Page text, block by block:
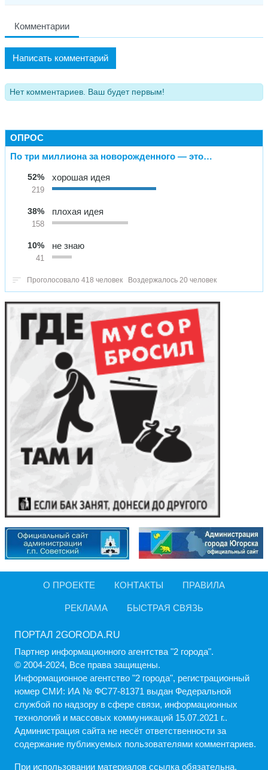
Комментарии
Написать комментарий
Нет комментариев. Ваш будет первым!
ОПРОС
По три миллиона за новорожденного — это…
52%
219
хорошая идея
38%
158
плохая идея
10%
41
не знаю
Проголосовало 418 человек Воздержалось 20 человек
О ПРОЕКТЕ КОНТАКТЫ ПРАВИЛА
РЕКЛАМА БЫСТРАЯ СВЯЗЬ
ПОРТАЛ 2GORODA.RU
Партнер информационного агентства "2 города".
© 2004-2024, Все права защищены.
Информационное агентство "2 города", регистрационный
номер СМИ: ИА № ФС77-81371 выдан Федеральной
службой по надзору в сфере связи, информационных
технологий и массовых коммуникаций 15.07.2021 г..
Администрация cайта не несёт ответственности за
содержание публикуемых пользователями комментариев.
При использовании материалов ссылка обязательна.